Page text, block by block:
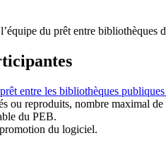
du prêt entre bibliothèques
entre les bibliothèques
ou reproduits, nombre maximal
du PEB.
du logiciel.